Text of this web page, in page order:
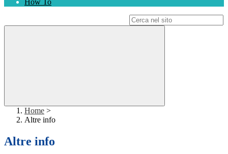
How To
Home >
Altre info
Altre info